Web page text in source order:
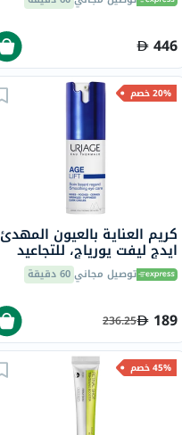
جرعة واحدة حزمة من 30
446
20% خصم
كريم العناية بالعيون المهدئ
ايدج ليفت يورياج، للتجاعيد
والهالات السوداء - 15 مل
توصيل مجاني60 دقيقة
189
236.25
45% خصم